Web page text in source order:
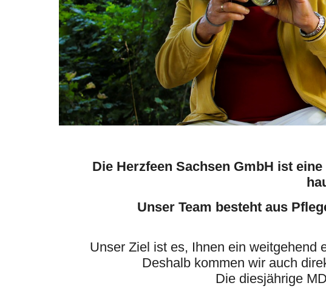
Die Herzfeen Sachsen GmbH ist
Unser Team besteht aus
Unser Ziel ist es, Ihnen ein weitgehend
Deshalb kommen wir auch
Die diesjährige